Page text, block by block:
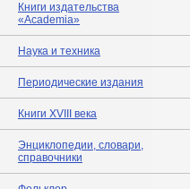
Книги издательства
«Academia»
Наука и техника
Периодические издания
Книги XVIII века
Энциклопедии, словари,
справочники